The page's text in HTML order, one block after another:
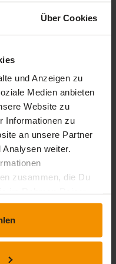
Über Cookies
und Anzeigen zu
Medien anbieten
Website zu
Informationen zu
an unsere Partner
weiter.
zusammen, die Du
Rezension erhalten.